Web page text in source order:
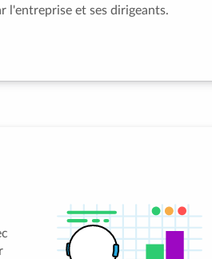
l'entreprise et ses dirigeants.